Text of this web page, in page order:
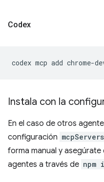
Codex
codex mcp add chrome-
Instala con la
En el caso de otros
configuración mcpServers
forma manual y
agentes a través de npm